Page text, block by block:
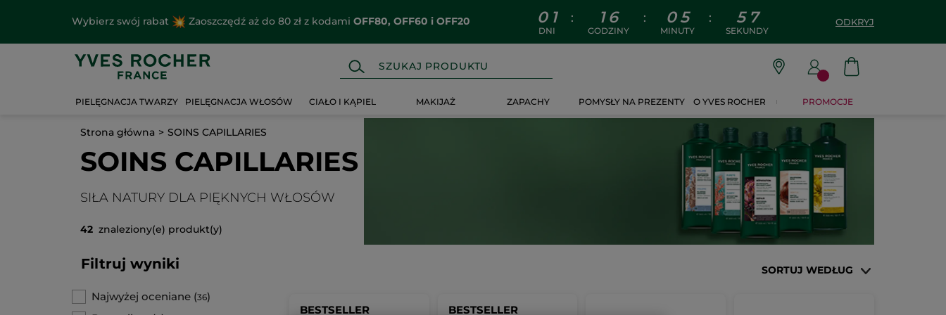
Wybierz swój rabat Zaoszczędź aż do 80 zł z kodami OFF80, OFF60 i OFF20 0 1
DNI
: 1 6
GODZINY
: 0 5
MINUTY
: 5 6
SEKUNDY
ODKRYJ
PIELĘGNACJA TWARZY PIELĘGNACJA WŁOSÓW CIAŁO I KĄPIEL MAKIJAŻ ZAPACHY POMYSŁY NA PREZENTY O YVES ROCHER PROMOCJE
Strona główna SOINS CAPILLARIES
SOINS CAPILLARIES
SIŁA NATURY DLA PIĘKNYCH WŁOSÓW
42 znaleziony(e) produkt(y)
Filtruj wyniki
Najwyżej oceniane (36)
SORTUJ WEDŁUG
BESTSELLER BESTSELLER